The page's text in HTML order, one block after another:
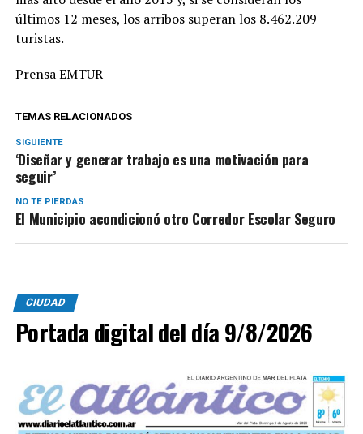
últimos 12 meses, los arribos superan los 8.462.209
turistas.
Prensa EMTUR
TEMAS RELACIONADOS
SIGUIENTE
‘Diseñar y generar trabajo es una motivación para
seguir’
NO TE PIERDAS
El Municipio acondicionó otro Corredor Escolar Seguro
CIUDAD
Portada digital del día 9/8/2026